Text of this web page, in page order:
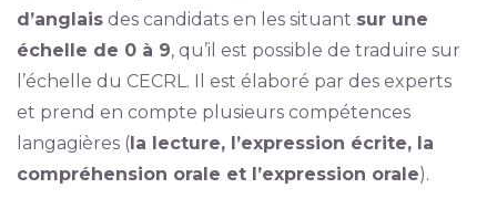
d’anglaisdes candidats en les situant sur une
échelle de 0 à 9, qu’il est possible de traduire sur
l’échelle du CECRL. Il est élaboré par des experts
et prend en compte plusieurs compétences
langagières (la lecture, l’expression écrite, la
compréhension orale et l’expression orale).